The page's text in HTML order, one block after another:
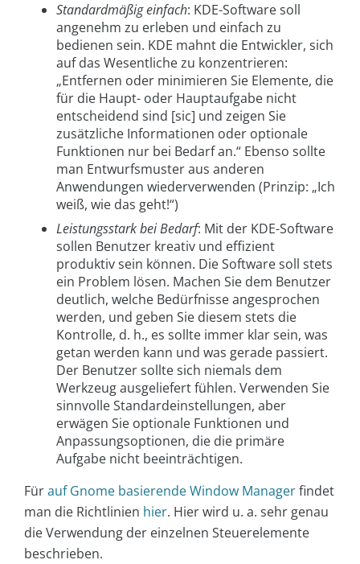
Standardmäßig einfach: KDE-Software soll
angenehm zu erleben und einfach zu
bedienen sein. KDE mahnt die Entwickler, sich
auf das Wesentliche zu konzentrieren:
„Entfernen oder minimieren Sie Elemente, die
für die Haupt- oder Hauptaufgabe nicht
entscheidend sind [sic] und zeigen Sie
zusätzliche Informationen oder optionale
Funktionen nur bei Bedarf an.“ Ebenso sollte
man Entwurfsmuster aus anderen
Anwendungen wiederverwenden (Prinzip: „Ich
weiß, wie das geht!“)
Leistungsstark bei Bedarf: Mit der KDE-Software
sollen Benutzer kreativ und effizient
produktiv sein können. Die Software soll stets
ein Problem lösen. Machen Sie dem Benutzer
deutlich, welche Bedürfnisse angesprochen
werden, und geben Sie diesem stets die
Kontrolle, d. h., es sollte immer klar sein, was
getan werden kann und was gerade passiert.
Der Benutzer sollte sich niemals dem
Werkzeug ausgeliefert fühlen. Verwenden Sie
sinnvolle Standardeinstellungen, aber
erwägen Sie optionale Funktionen und
Anpassungsoptionen, die die primäre
Aufgabe nicht beeinträchtigen.
Fürauf Gnome basierende Window Managerfindet
man die Richtlinien hier. Hier wird u. a. sehr genau
die Verwendung der einzelnen Steuerelemente
beschrieben.